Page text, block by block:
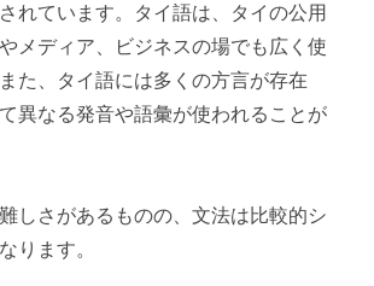
れています。タイ語は、タイの公用
メディア、ビジネスの場でも広く使
た、タイ語には多くの方言が存在
異なる発音や語彙が使われることが
しさがあるものの、文法は比較的シ
ります。